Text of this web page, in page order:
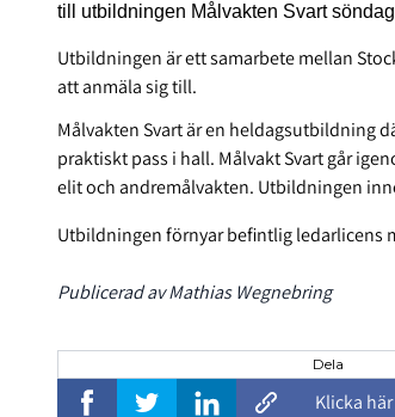
till utbildningen Målvakten Svart
Utbildningen är ett samarbete mellan
att anmäla sig till.
Målvakten Svart är en heldagsutbildning
praktiskt pass i hall. Målvakt Svart går
elit och andremålvakten. Utbildningen
Utbildningen förnyar befintlig ledarlicens
Publicerad av Mathias Wegnebring
Dela
Klicka